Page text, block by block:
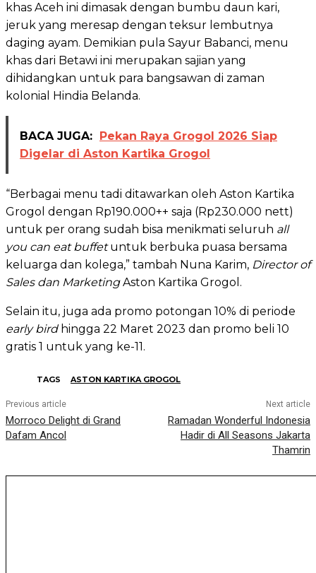
khas Aceh ini dimasak dengan bumbu daun kari,
jeruk yang meresap dengan teksur lembutnya
daging ayam. Demikian pula Sayur Babanci, menu
khas dari Betawi ini merupakan sajian yang
dihidangkan untuk para bangsawan di zaman
kolonial Hindia Belanda.
BACA JUGA: Pekan Raya Grogol 2026 Siap
Digelar di Aston Kartika Grogol
“Berbagai menu tadi ditawarkan oleh Aston Kartika
Grogol dengan Rp190.000++ saja (Rp230.000 nett)
untuk per orang sudah bisa menikmati seluruh all
you can eat buffetuntuk berbuka puasa bersama
keluarga dan kolega,” tambah Nuna Karim, Director of
Sales dan MarketingAston Kartika Grogol.
Selain itu, juga ada promo potongan 10% di periode
early birdhingga 22 Maret 2023 dan promo beli 10
gratis 1 untuk yang ke-11.
TAGS ASTON KARTIKA GROGOL
Previous article
Morroco Delight di Grand
Dafam Ancol
Next article
Ramadan Wonderful Indonesia
Hadir di All Seasons Jakarta
Thamrin